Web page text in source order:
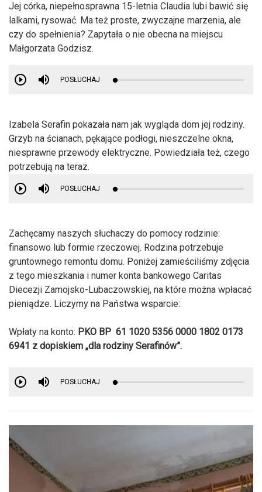
Jej córka, niepełnosprawna 15-letnia Claudia lubi bawić się
lalkami, rysować. Ma też proste, zwyczajne marzenia, ale
czy do spełnienia? Zapytała o nie obecna na miejscu
Małgorzata Godzisz.
POSŁUCHAJ
Izabela Serafin pokazała nam jak wygląda dom jej rodziny.
Grzyb na ścianach, pękające podłogi, nieszczelne okna,
niesprawne przewody elektryczne. Powiedziała też, czego
potrzebują na teraz.
POSŁUCHAJ
Zachęcamy naszych słuchaczy do pomocy rodzinie:
finansowo lub formie rzeczowej. Rodzina potrzebuje
gruntownego remontu domu. Poniżej zamieściliśmy zdjęcia
z tego mieszkania i numer konta bankowego Caritas
Diecezji Zamojsko-Lubaczowskiej, na które można wpłacać
pieniądze. Liczymy na Państwa wsparcie:
Wpłaty na konto: PKO BP 61 1020 5356 0000 1802 0173
6941 z dopiskiem „dla rodziny Serafinów”.
POSŁUCHAJ